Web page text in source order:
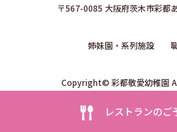
レストランのご
〒567-0085 大阪府茨木市彩都
姉妹園・系列施設
Copyright© 彩都敬愛幼稚園